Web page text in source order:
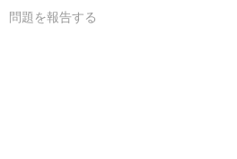
問題を報告する